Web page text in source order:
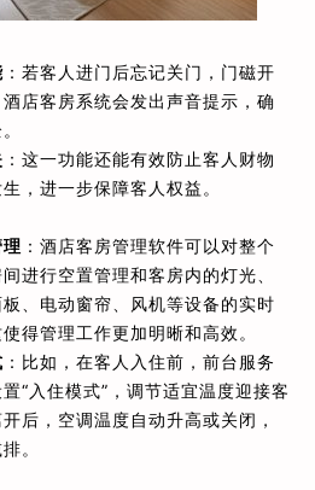
：若客人进门后忘记关门，门磁开
店客房系统会发出声音提示，确
：这一功能还能有效防止客人财物
，进一步保障客人权益。
：酒店客房管理软件可以对整个
进行空置管理和客房内的灯光、
、电动窗帘、风机等设备的实时
得管理工作更加明晰和高效。
：比如，在客人入住前，前台服务
“入住模式”，调节适宜温度迎接客
后，空调温度自动升高或关闭，
。